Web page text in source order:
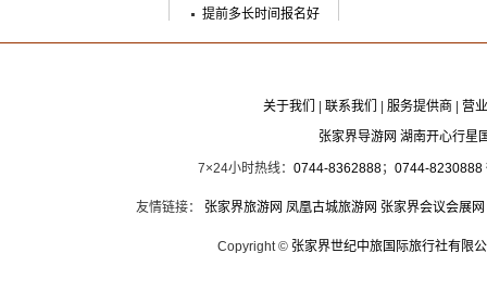
提前多长时间报名好
关于我们 联系我们 服务提供商
营
张家界导游网 湖南开心行星
7×24小时热线： 0744-8362888； 0744-8230888
友情链接： 张家界旅游网 凤凰古城旅游网 张家界会议会展网
Copyright © 张家界世纪中旅国际旅行社有限